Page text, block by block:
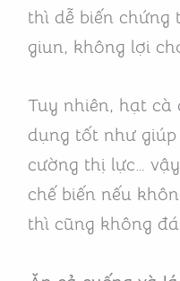
thì dễ biến
giun, không lợi
Tuy nhiên, hạt cà
dụng tốt như
cường thị lực…
chế biến nếu
thì cũng không